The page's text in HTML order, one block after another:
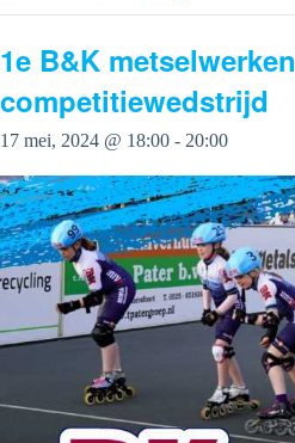
1e B&K metselwerken
competitiewedstrijd
17 mei, 2024 @ 18:00 - 20:00